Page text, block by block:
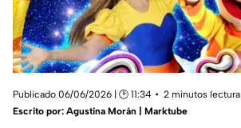
Publicado 06/06/2026 | 🕑 11:34
2 minutos lectura
Escrito por: Agustina Morán | Marktube